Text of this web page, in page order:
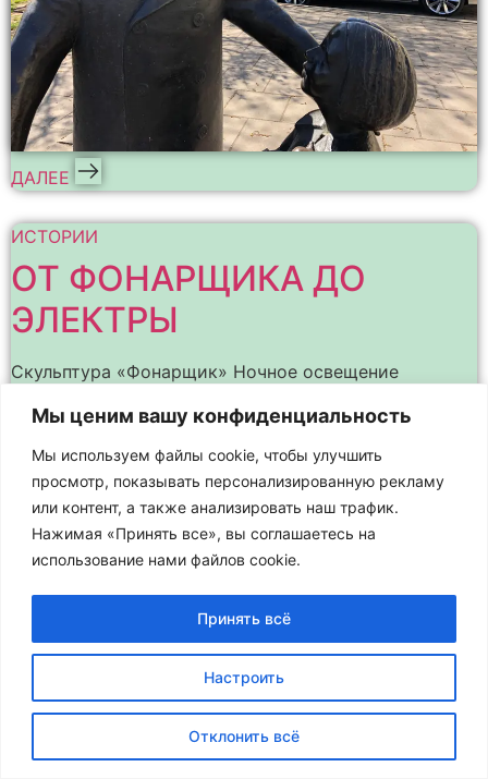
Мы ценим вашу конфиденциальность
Мы используем файлы cookie, чтобы улучшить
просмотр, показывать персонализированную рекламу
или контент, а также анализировать наш трафик.
Нажимая «Принять все», вы соглашаетесь на
использование нами файлов cookie.
Настроить
Отклонить всё
Принять всё
ДАЛЕЕ
ИСТОРИИ
ОТ ФОНАРЩИКА ДО
ЭЛЕКТРЫ
Скульптура «Фонарщик» Ночное освещение
их наиболее интересные детали, выделяет в
пространстве и позволяет лучше различить весь
силуэт здания на фоне ночного неба. Это – целое